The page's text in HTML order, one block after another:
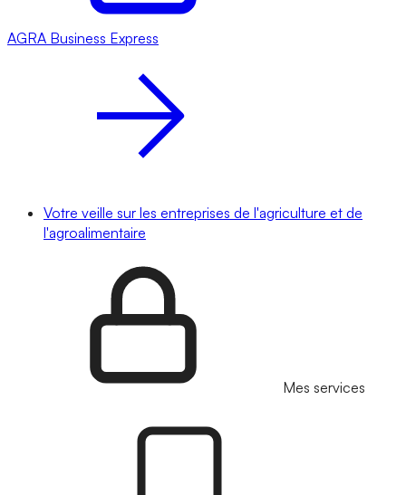
AGRA Business Express
Votre veille sur les entreprises de l'agriculture et de
l'agroalimentaire
Mes services